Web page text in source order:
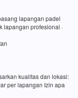
lapangan padel
lapangan profesional ·
kualitas dan lokasi:
per lapangan Izin apa